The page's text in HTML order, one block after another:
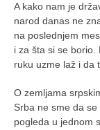
A kako nam je
narod danas ne
na poslednjem
i za šta si se borio.
ruku uzme laž i da
O zemljama
Srba ne sme da
pogleda u jednom